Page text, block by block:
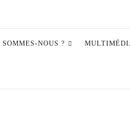
NOUS ?